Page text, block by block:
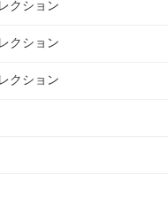
クション
クション
クション